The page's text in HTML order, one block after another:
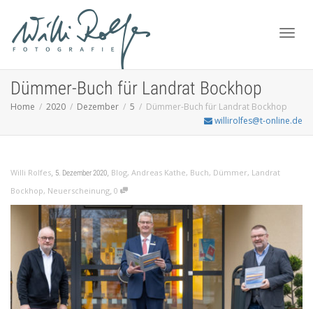
Dümmer-Buch für Landrat Bockhop
Home 2020 Dezember 5
Dümmer-Buch für Landrat Bockhop
willirolfes@t-online.de
Willi Rolfes, 5. Dezember 2020, Blog, Andreas Kathe, Buch, Dümmer, Landrat
Bockhop, Neuerscheinung, 0